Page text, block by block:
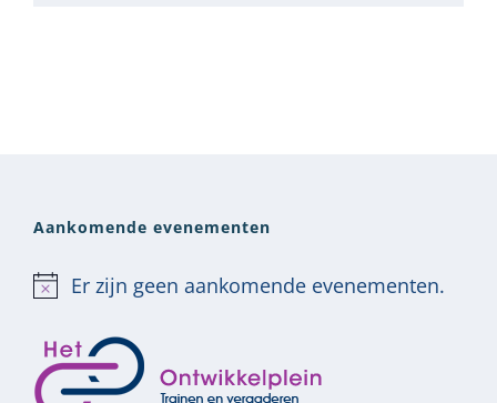
Aankomende evenementen
Bericht
Er zijn geen aankomende evenementen.